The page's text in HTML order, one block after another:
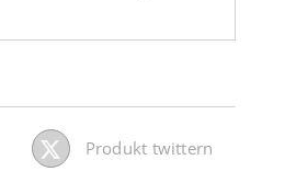
Produkt twittern